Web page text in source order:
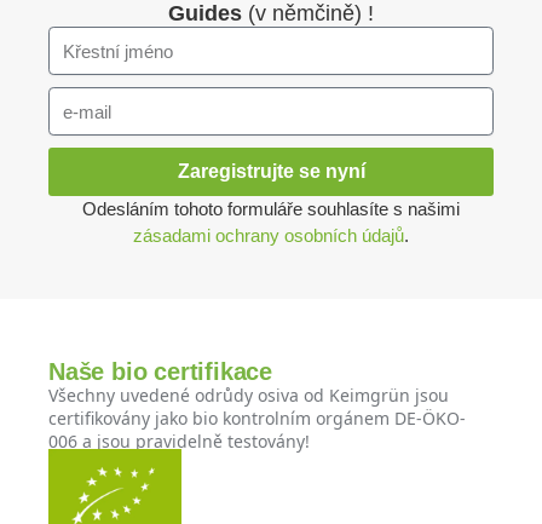
Guides (v němčině) !
Zaregistrujte se nyní
Odesláním tohoto formuláře souhlasíte s našimi
zásadami ochrany osobních údajů.
Naše bio certifikace
Všechny uvedené odrůdy osiva od Keimgrün jsou
certifikovány jako bio kontrolním orgánem DE-ÖKO-
006 a jsou pravidelně testovány!